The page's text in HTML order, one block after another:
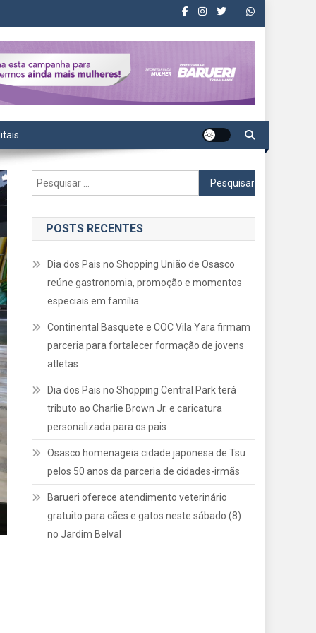
Pesquisar
por:
POSTS RECENTES
Dia dos Pais no Shopping União de Osasco
reúne gastronomia, promoção e momentos
especiais em família
Continental Basquete e COC Vila Yara firmam
parceria para fortalecer formação de jovens
atletas
Dia dos Pais no Shopping Central Park terá
tributo ao Charlie Brown Jr. e caricatura
personalizada para os pais
Osasco homenageia cidade japonesa de Tsu
pelos 50 anos da parceria de cidades-irmãs
Barueri oferece atendimento veterinário
gratuito para cães e gatos neste sábado (8)
no Jardim Belval